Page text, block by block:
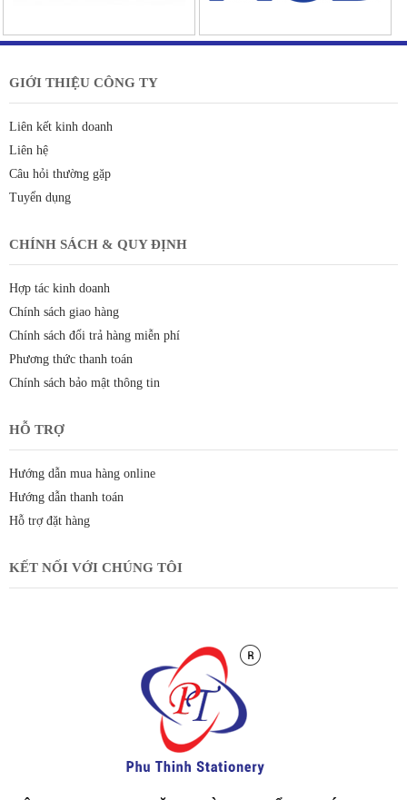
GIỚI THIỆU CÔNG TY
Liên kết kinh doanh
Liên hệ
Câu hỏi thường gặp
Tuyển dụng
CHÍNH SÁCH & QUY ĐỊNH
Hợp tác kinh doanh
Chính sách giao hàng
Chính sách đổi trả hàng miễn phí
Phương thức thanh toán
Chính sách bảo mật thông tin
HỖ TRỢ
Hướng dẫn mua hàng online
Hướng dẫn thanh toán
Hỗ trợ đặt hàng
KẾT NỐI VỚI CHÚNG TÔI